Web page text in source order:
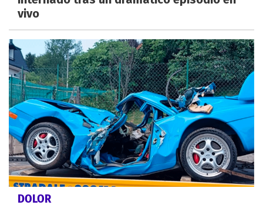
vivo
DOLOR